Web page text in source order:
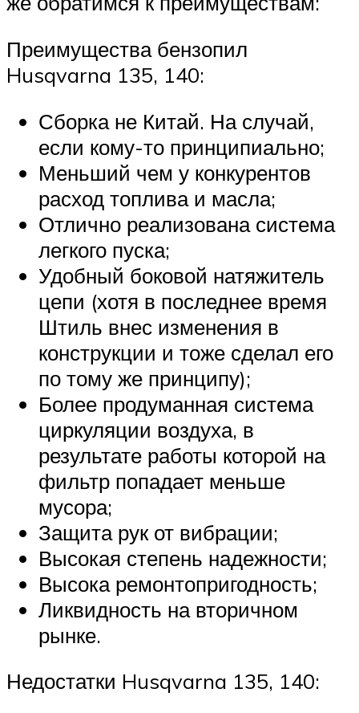
Преимущества бензопил
Husqvarna 135, 140:
Сборка не Китай. На случай,
если кому-то принципиально;
Меньший чем у конкурентов
расход топлива и масла;
Отлично реализована система
легкого пуска;
Удобный боковой натяжитель
цепи (хотя в последнее время
Штиль внес изменения в
конструкции и тоже сделал его
по тому же принципу);
Более продуманная система
циркуляции воздуха, в
результате работы которой на
фильтр попадает меньше
мусора;
Защита рук от вибрации;
Высокая степень надежности;
Высока ремонтопригодность;
Ликвидность на вторичном
рынке.
Недостатки Husqvarna 135, 140: